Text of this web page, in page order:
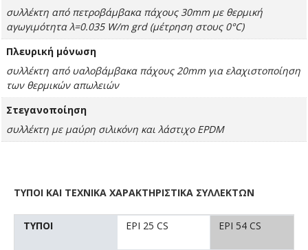
συλλέκτη από πετροβάμβακα πάχους 30mm με θερμική
αγωγιμότητα λ=0.035 W/m grd (μέτρηση στους 0°C)
Πλευρική μόνωση
συλλέκτη από υαλοβάμβακα πάχους 20mm για ελαχιστοποίηση
των θερμικών απωλειών
Στεγανοποίηση
συλλέκτη με μαύρη σιλικόνη και λάστιχο EPDM
ΤΥΠΟΙ ΚΑΙ ΤΕΧΝΙΚΑ ΧΑΡΑΚΤΗΡΙΣΤΙΚΑ ΣΥΛΛΕΚΤΩΝ
ΤΥΠΟI EPI 25 CS EPI 54 CS